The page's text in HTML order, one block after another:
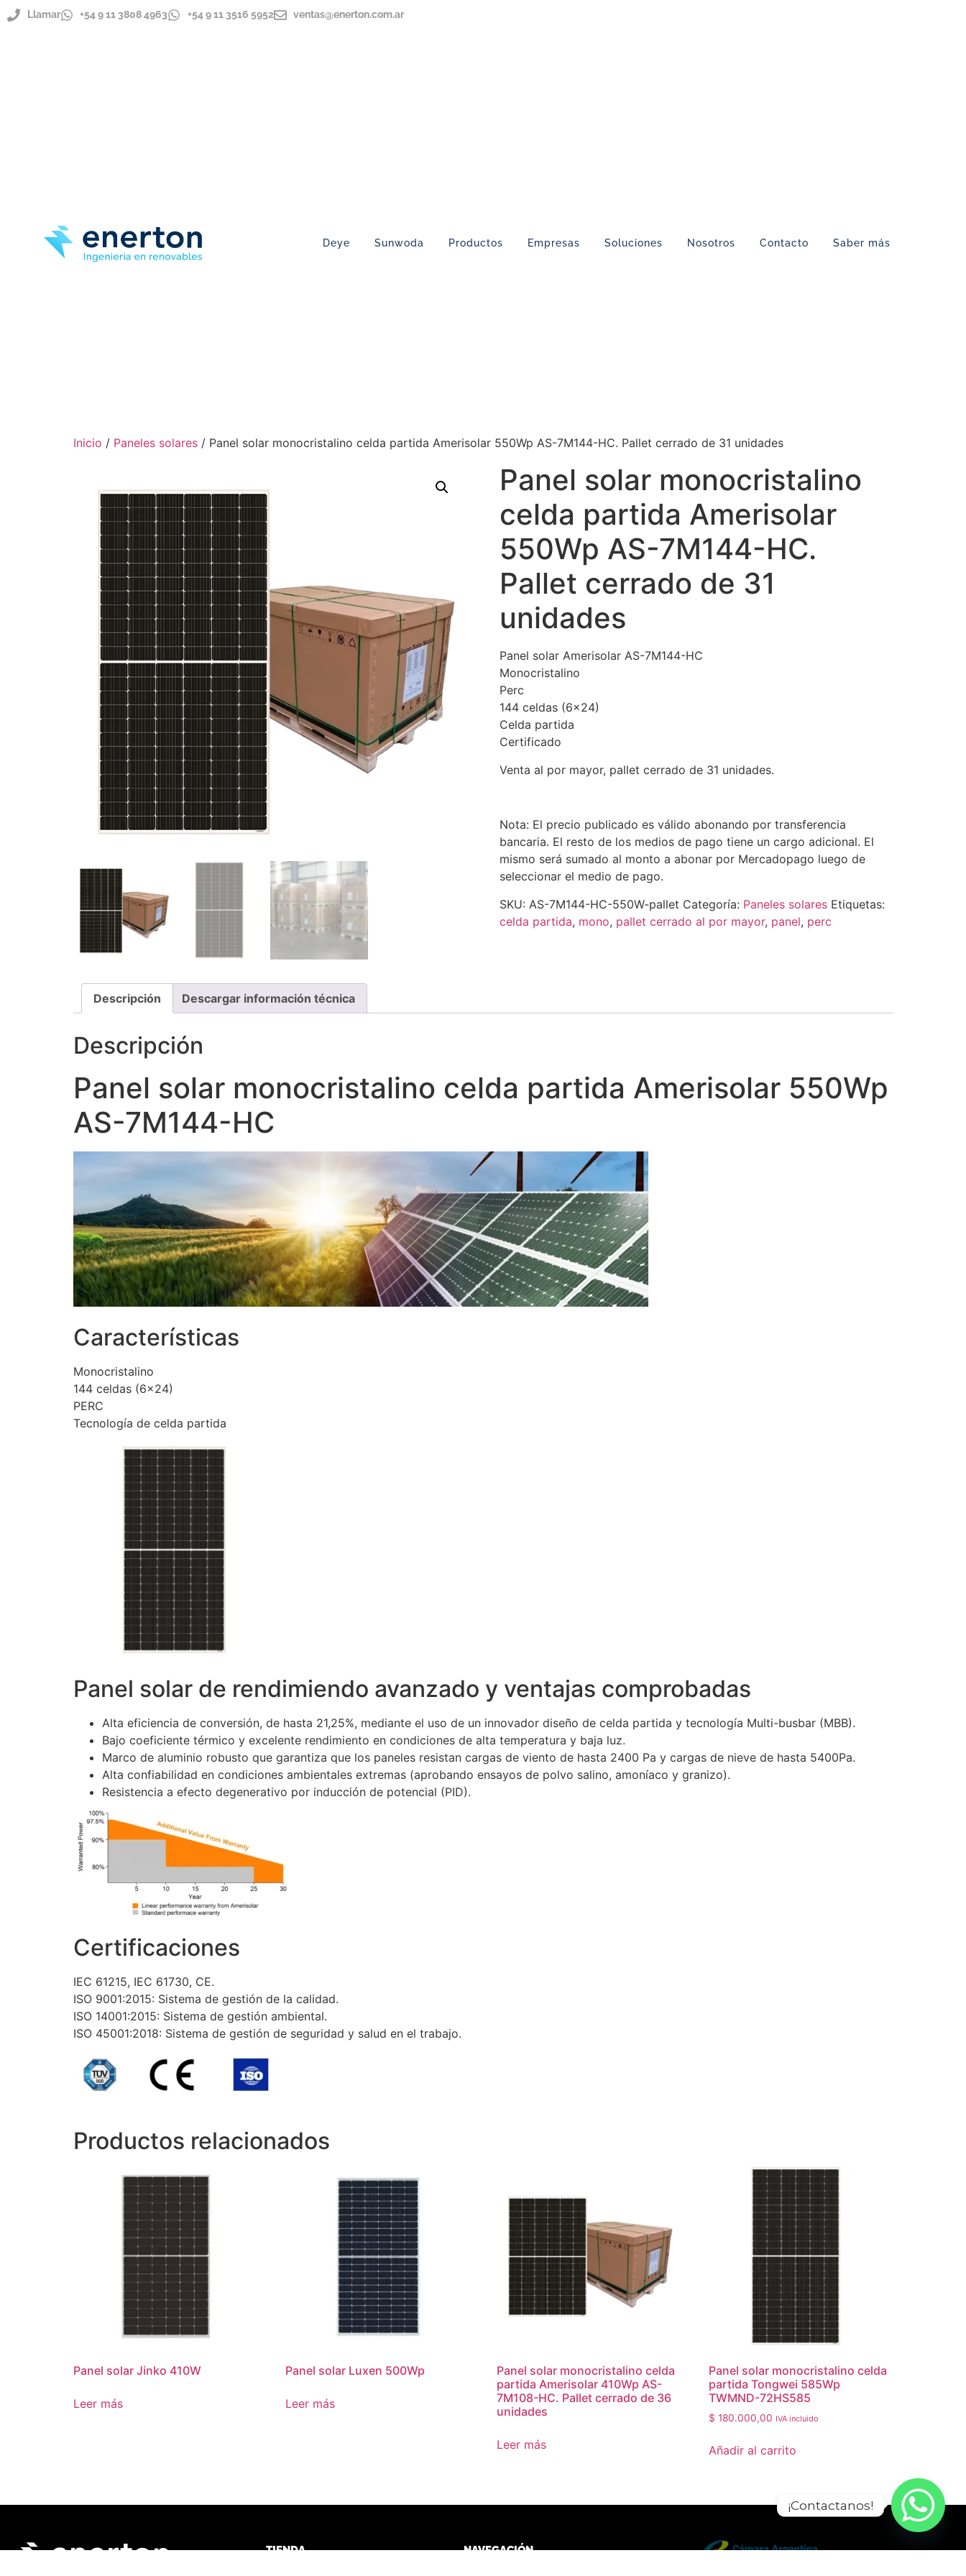
Llamar +54 9 11 3808 4963 +54 9 11 3516 5952 ventas@enerton.com.ar
Deye Sunwoda Productos Empresas Soluciones Nosotros Contacto Saber más
Inicio / Paneles solares / Panel solar monocristalino celda partida Amerisolar 550Wp AS-7M144-HC. Pallet cerrado de 31 unidades
Panel solar monocristalino
celda partida Amerisolar
550Wp AS-7M144-HC.
Pallet cerrado de 31
unidades
Panel solar Amerisolar AS-7M144-HC
Monocristalino
Perc
144 celdas (6×24)
Celda partida
Certificado
Venta al por mayor, pallet cerrado de 31 unidades.
Nota: El precio publicado es válido abonando por transferencia
bancaria. El resto de los medios de pago tiene un cargo adicional. El
mismo será sumado al monto a abonar por Mercadopago luego de
seleccionar el medio de pago.
SKU: AS-7M144-HC-550W-pallet Categoría: Paneles solares Etiquetas:
celda partida, mono, pallet cerrado al por mayor, panel, perc
Descripción Descargar información técnica
Descripción
Panel solar monocristalino celda partida Amerisolar 550Wp
AS-7M144-HC
Características
Monocristalino
144 celdas (6×24)
PERC
Tecnología de celda partida
Panel solar de rendimiendo avanzado y ventajas comprobadas
Alta eficiencia de conversión, de hasta 21,25%, mediante el uso de un innovador diseño de celda partida y tecnología Multi-busbar (MBB).
Bajo coeficiente térmico y excelente rendimiento en condiciones de alta temperatura y baja luz.
Marco de aluminio robusto que garantiza que los paneles resistan cargas de viento de hasta 2400 Pa y cargas de nieve de hasta 5400Pa.
Alta confiabilidad en condiciones ambientales extremas (aprobando ensayos de polvo salino, amoníaco y granizo).
Resistencia a efecto degenerativo por inducción de potencial (PID).
Certificaciones
IEC 61215, IEC 61730, CE.
ISO 9001:2015: Sistema de gestión de la calidad.
ISO 14001:2015: Sistema de gestión ambiental.
ISO 45001:2018: Sistema de gestión de seguridad y salud en el trabajo.
Productos relacionados
Panel solar Jinko 410W
Leer más
Panel solar Luxen 500Wp
Leer más
Panel solar monocristalino celda
partida Amerisolar 410Wp AS-
7M108-HC. Pallet cerrado de 36
unidades
Leer más
Panel solar monocristalino celda
partida Tongwei 585Wp
TWMND-72HS585
$ 180.000,00 IVA incluido
Añadir al carrito
TIENDA NAVEGACIÓN
¡Contactanos!